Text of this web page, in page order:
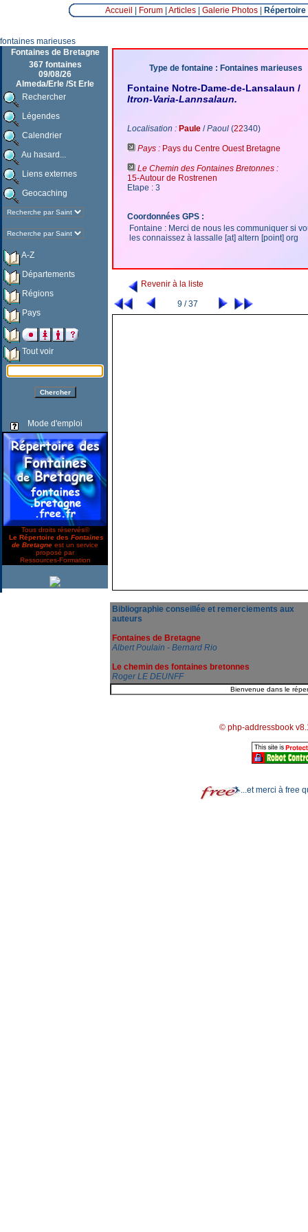
Accueil Forum| Articles| Galerie Photos|
fontaines marieuses
Fontaines de Bretagne
367 fontaines
09/08/26
Almeda/Erle /St Erle
Rechercher
Légendes
Calendrier
Au hasard...
Liens externes
Geocaching
A-Z
Départements
Régions
Pays
Tout voir
Mode d'emploi
Tous droits réservés©
Le Répertoire des Fontaines
de Bretagne est un service
proposé par
Ressources-Formation
Type de fontaine : Fontaines marieuses
Fontaine Notre-Dame-de-Lansalaun /
Itron-Varia-Lannsalaun.
Localisation : Paule /Paoul (22340)
Pays : Pays du Centre Ouest Bretagne
Le Chemin des Fontaines Bretonnes :
15-Autour de Rostrenen
Etape : 3
Coordonnées GPS :
Fontaine : Merci de nous les communiquer si
les connaissez à lassalle [at] altern [point] org
Revenir à la liste
9 / 37
Bibliographie conseillée et remerciements aux
auteurs
Fontaines de Bretagne
Albert Poulain - Bernard Rio
Le chemin des fontaines bretonnes
Roger LE DEUNFF
© php-addressbook
...et merci à free